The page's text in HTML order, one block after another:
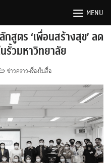
MENU
สูตร ‘เพื่อนสร้างสุข’ ลด
รั้วมหาวิทยาลัย
ข่าวคราว-เรื่องในสื่อ